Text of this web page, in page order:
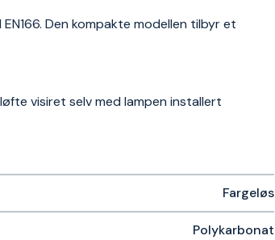
Den kompakte modellen tilbyr et
visiret selv med lampen installert
Fargeløs
Polykarbonat